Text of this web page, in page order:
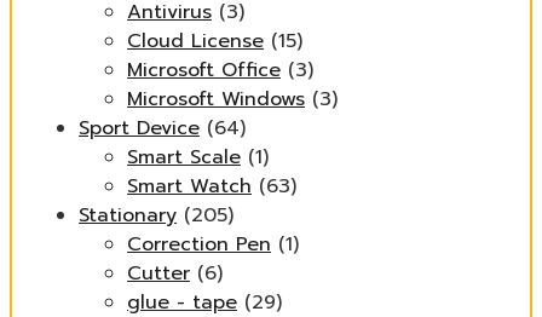
Antivirus (3)
Cloud License (15)
Microsoft Office (3)
Microsoft Windows (3)
Sport Device (64)
Smart Scale (1)
Smart Watch (63)
Stationary (205)
Correction Pen (1)
Cutter (6)
glue - tape (29)